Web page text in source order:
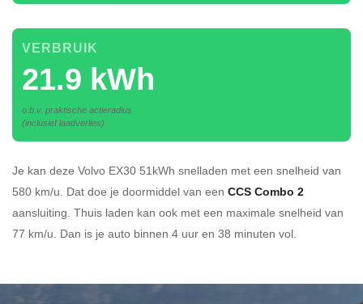
21.9 kWh
VERBRUIK
o.b.v. praktische actieradius
(inclusief laadverlies)
Je kan deze Volvo EX30 51kWh snelladen met een snelheid van
580 km/u. Dat doe je doormiddel van een CCS Combo 2
aansluiting. Thuis laden kan ook met een maximale snelheid van
77 km/u. Dan is je auto binnen 4 uur en 38 minuten vol.